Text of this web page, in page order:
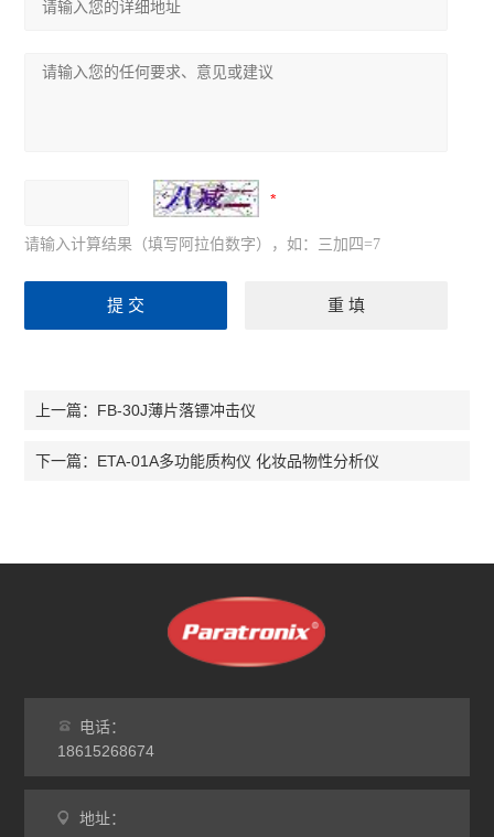
请输入计算结果（填写阿拉伯数字），如：三加四=7
上一篇： FB-30J薄片落镖冲击仪
下一篇： ETA-01A多功能质构仪 化妆品物性分析仪
电话：
18615268674
地址：